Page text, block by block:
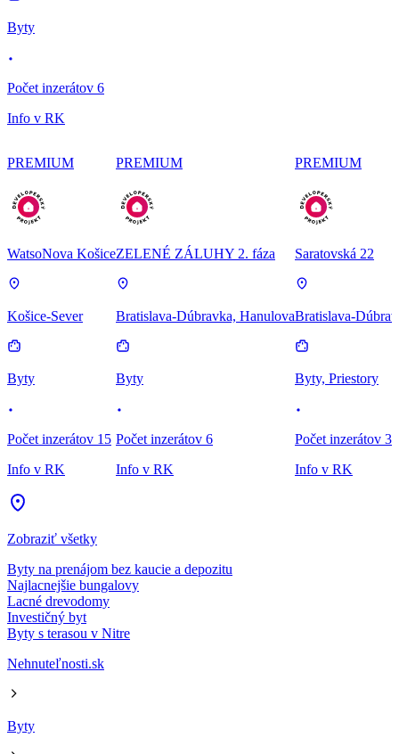
Byty
Počet inzerátov 6
Info v RK
PREMIUM
WatsoNova Košice
Košice-Sever
Byty
Počet inzerátov 15
Info v RK
PREMIUM
ZELENÉ ZÁLUHY 2. fáza
Bratislava-Dúbravka, Hanulova
Byty
Počet inzerátov 6
Info v RK
PREMIUM
Saratovská 22
Bratislava-
Byty, Priestory
Počet inzerátov 3
Info v RK
Zobraziť všetky
Byty na prenájom bez kaucie a depozitu
Najlacnejšie bungalovy
Lacné drevodomy
Investičný byt
Byty s terasou v Nitre
Nehnuteľnosti.sk
Byty